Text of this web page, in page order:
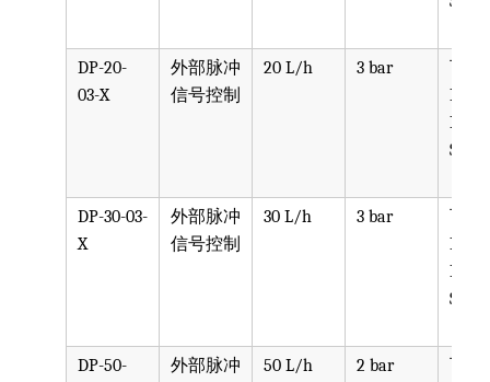
DP-20-
03-X
外部脉冲
信号控制
20 L/h 3 bar
可选
PPV,
PVDF,
SST,
DP-30-03-
X
外部脉冲
信号控制
30 L/h 3 bar
可选
PPV,
PVDF,
SST,
DP-50-
外部脉冲
50 L/h 2 bar
可选